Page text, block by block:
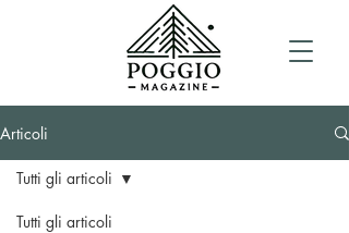
Articoli
Tutti gli articoli
Tutti gli articoli